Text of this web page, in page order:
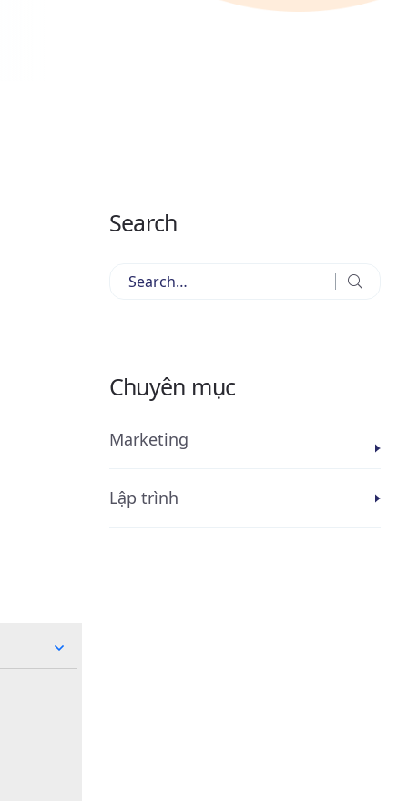
Search
Chuyên mục
Marketing
Lập trình